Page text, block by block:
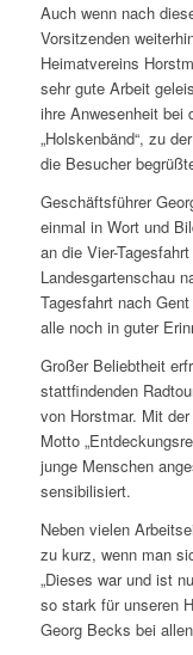
Auch wenn nach
Vorsitzenden
Heimatvereins
sehr gute Arbeit
ihre Anwesenheit bei
„Holskenbänd“, zu
die Besucher
Geschäftsführer
einmal in Wort und
an die Vier-
Landesgartenschau
Tagesfahrt nach
alle noch in guter
Großer Beliebtheit
stattfindenden
von Horstmar. Mit
Motto
junge Menschen
sensibilisiert.
Neben vielen
zu kurz, wenn man
„Dieses war und ist
so stark für unseren
Georg Becks bei